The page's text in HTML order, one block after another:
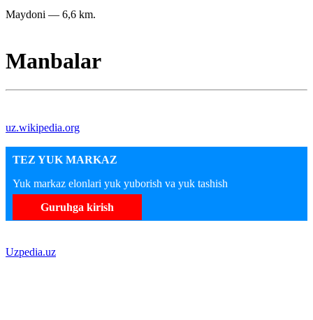
Maydoni — 6,6 km.
Manbalar
uz.wikipedia.org
TEZ YUK MARKAZ
Yuk markaz elonlari yuk yuborish va yuk tashish
Guruhga kirish
Uzpedia.uz